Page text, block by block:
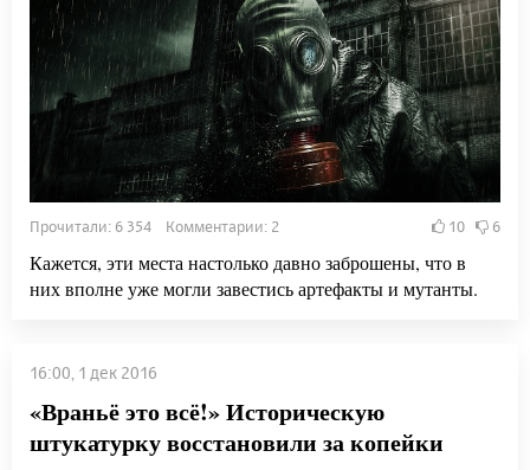
Прочитали: 6 354 Комментарии: 2 10 6
Кажется, эти места настолько давно заброшены, что в
них вполне уже могли завестись артефакты и мутанты.
16:00, 1 дек 2016
«Враньё это всё!» Историческую
штукатурку восстановили за копейки